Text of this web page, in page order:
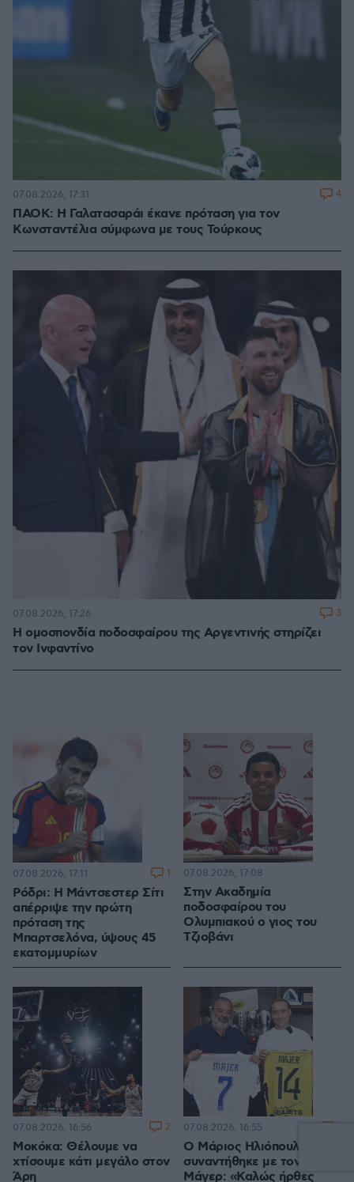
ΠΑΟΚ: Η Γαλατασαράι έκανε πρόταση για τον
Κωνσταντέλια σύμφωνα με τους Τούρκους
07.08.2026, 17:31 4
Η ομοσπονδία ποδοσφαίρου της Αργεντινής στηρίζει
τον Ινφαντίνο
07.08.2026, 17:26 3
Ρόδρι: Η Μάντσεστερ Σίτι
απέρριψε την πρώτη
πρόταση της
Μπαρτσελόνα, ύψους 45
εκατομμυρίων
07.08.2026, 17:11 1
Στην Ακαδημία
ποδοσφαίρου του
Ολυμπιακού ο γιος του
Τζιοβάνι
07.08.2026, 17:08
Μοκόκα: Θέλουμε να
χτίσουμε κάτι μεγάλο στον
Άρη
07.08.2026, 16:56 2
Ο Μάριος Ηλιόπουλος
συναντήθηκε με τον
Μάγερ: «Καλώς ήρθες
07.08.2026, 16:55 1